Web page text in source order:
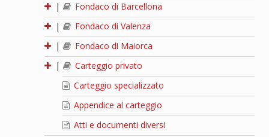
|
Fondaco di Barcellona
|
Fondaco di Valenza
|
Fondaco di Maiorca
|
Carteggio privato
Carteggio specializzato
Appendice al carteggio
Atti e documenti diversi